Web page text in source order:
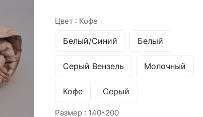
Цвет : Кофе
Белый/Синий Белый
Серый Вензель Молочный
Кофе Серый
Размер : 140*200